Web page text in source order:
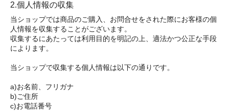
2.個人情報の収集
当ショップでは商品のご購入、お問合せをされた際にお客様の個
人情報を収集することがございます。
収集するにあたっては利用目的を明記の上、適法かつ公正な手段
によります。
当ショップで収集する個人情報は以下の通りです。
a)お名前、フリガナ
b)ご住所
c)お電話番号